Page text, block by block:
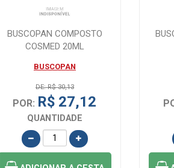
BUSCOPAN COMPOSTO
COSMED 20ML
BUSCOPAN
DE: R$ 30,13
POR: R$ 27,12
QUANTIDADE